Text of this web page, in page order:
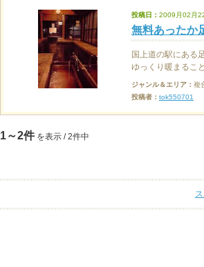
投稿日： 2009月02月
無料あったか
国上道の駅にある
ゆっくり暖まるこ
ジャンル＆エリア： 複
投稿者： tok550701
1～2件 を表示 / 2件中